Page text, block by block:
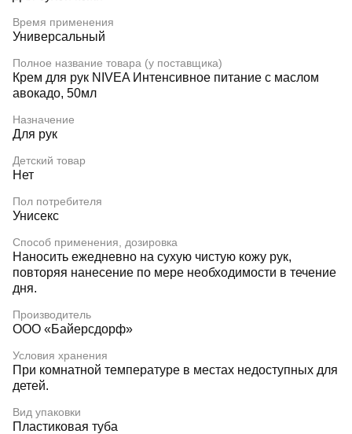
Время применения
Универсальный
Полное название товара (у поставщика)
Крем для рук NIVEA Интенсивное питание с маслом
авокадо, 50мл
Назначение
Для рук
Детский товар
Нет
Пол потребителя
Унисекс
Способ применения, дозировка
Наносить ежедневно на сухую чистую кожу рук,
повторяя нанесение по мере необходимости в течение
дня.
Производитель
ООО «Байерсдорф»
Условия хранения
При комнатной температуре в местах недоступных для
детей.
Вид упаковки
Пластиковая туба